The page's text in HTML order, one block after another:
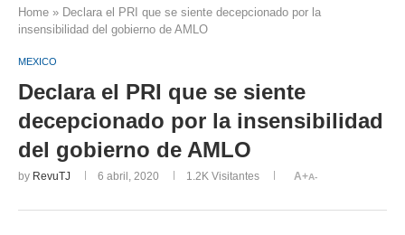
Home » Declara el PRI que se siente decepcionado por la
insensibilidad del gobierno de AMLO
MEXICO
Declara el PRI que se siente
decepcionado por la insensibilidad
del gobierno de AMLO
by RevuTJ 6 abril, 2020 1.2K Visitantes A+A-